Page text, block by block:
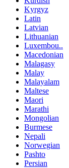
Kyrgyz
Latin
Latvian
Lithuanian
Luxembou..
Macedonian
Malagasy
Malay
Malayalam
Maltese
Maori
Marathi
Mongolian
Burmese
Nepali
Norwegian
Pashto
Persian